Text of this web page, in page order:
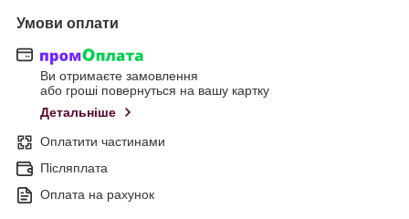
Умови оплати
Ви отримаєте замовлення
або гроші повернуться на вашу картку
Детальніше
Оплатити частинами
Післяплата
Оплата на рахунок